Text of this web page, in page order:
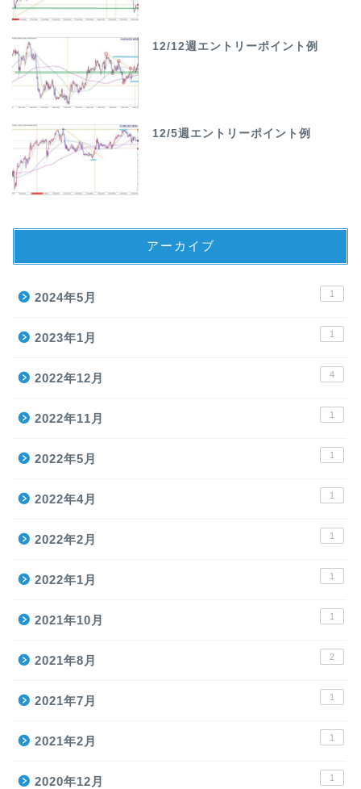
12/12週エントリーポイント例
12/5週エントリーポイント例
アーカイブ
2024年5月 1
2023年1月 1
2022年12月 4
2022年11月 1
2022年5月 1
2022年4月 1
2022年2月 1
2022年1月 1
2021年10月 1
2021年8月 2
2021年7月 1
2021年2月 1
2020年12月 1